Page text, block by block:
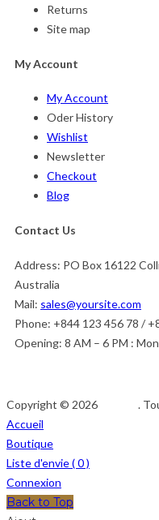
Returns
Site map
My Account
My Account
Oder History
Wishlist
Newsletter
Checkout
Blog
Contact Us
Address: PO Box 16122
Australia
Mail: sales@yoursite.com
Phone: +844 123 456 78 /
Opening: 8 AM – 6 PM :
Copyright © 2026
.
Accueil
Boutique
Liste d'envie (0)
Connexion
Back to Top